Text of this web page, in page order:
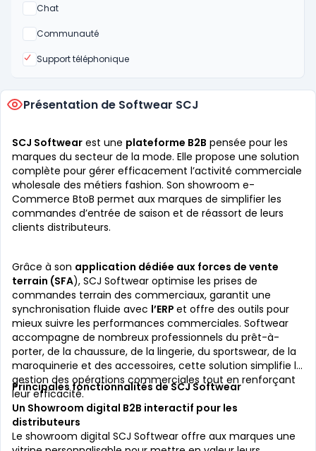
Chat
Non
Communauté
Non
Support téléphonique
Oui
Présentation de Softwear SCJ
SCJ Softwear est une plateforme B2B pensée pour les
marques du secteur de la mode. Elle propose une solution
complète pour gérer efficacement l’activité commerciale
wholesale des métiers fashion. Son showroom e-
Commerce BtoB permet aux marques de simplifier les
commandes d’entrée de saison et de réassort de leurs
clients distributeurs.
Grâce à son application dédiée aux forces de vente
terrain (SFA), SCJ Softwear optimise les prises de
commandes terrain des commerciaux, garantit une
synchronisation fluide avec l’ERP et offre des outils pour
mieux suivre les performances commerciales. Softwear
accompagne de nombreux professionnels du prêt-à-
porter, de la chaussure, de la lingerie, du sportswear, de la
maroquinerie et des accessoires, cette solution simplifie la
gestion des opérations commerciales tout en renforçant
leur efficacité.
Principales fonctionnalités de SCJ Softwear
Un Showroom digital B2B interactif pour les
distributeurs
Le showroom digital SCJ Softwear offre aux marques une